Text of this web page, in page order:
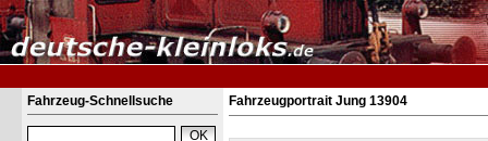
Fahrzeug-Schnellsuche Fahrzeugportrait Jung 13904